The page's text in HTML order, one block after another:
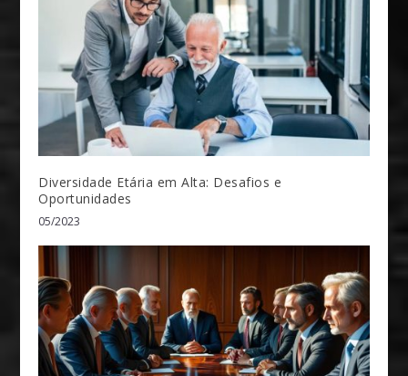
Diversidade Etária em Alta: Desafios e
Oportunidades
05/2023